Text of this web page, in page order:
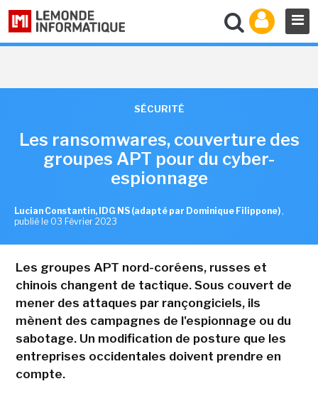
SÉCURITÉ
Les ransomwares, couverture des
groupes APT pour du cyber-
espionnage
Lucian Constantin, IDG NS (adapté par Dominique Filippone) ,
publié le 03 Février 2023
Les groupes APT nord-coréens, russes et
chinois changent de tactique. Sous couvert de
mener des attaques par rançongiciels, ils
mènent des campagnes de l'espionnage ou du
sabotage. Un modification de posture que les
entreprises occidentales doivent prendre en
compte.